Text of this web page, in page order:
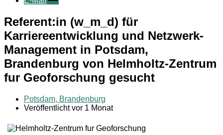
Referent:in (w_m_d) für
Karriereentwicklung und Netzwerk-
Management in Potsdam,
Brandenburg von Helmholtz-Zentrum
fur Geoforschung gesucht
Potsdam, Brandenburg
Veröffentlicht vor 1 Monat